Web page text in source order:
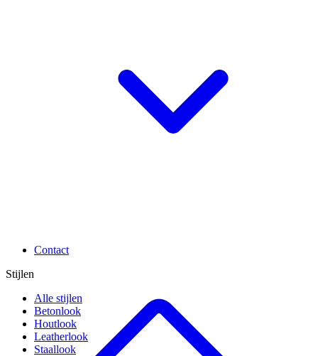
Contact
Stijlen
Alle stijlen
Betonlook
Houtlook
Leatherlook
Staallook